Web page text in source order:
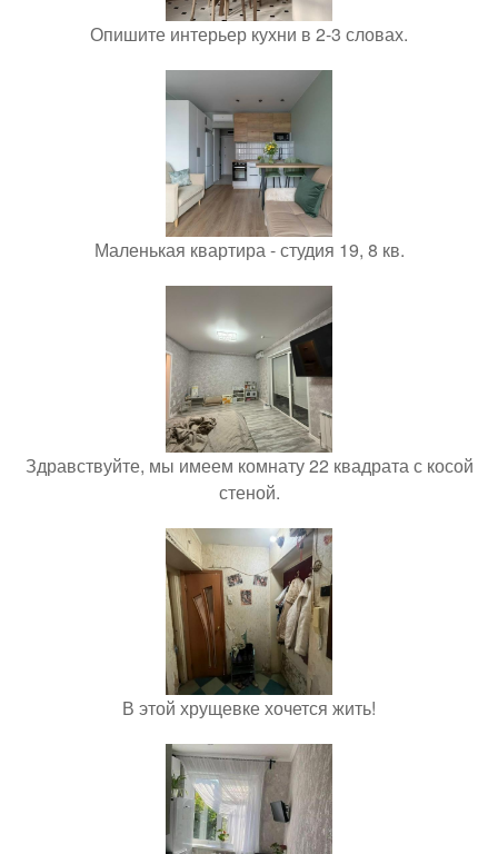
Опишите интерьер кухни в 2-3 словах.
Маленькая квартира - студия 19, 8 кв.
Здравствуйте, мы имеем комнату 22 квадрата с косой
стеной.
В этой хрущевке хочется жить!